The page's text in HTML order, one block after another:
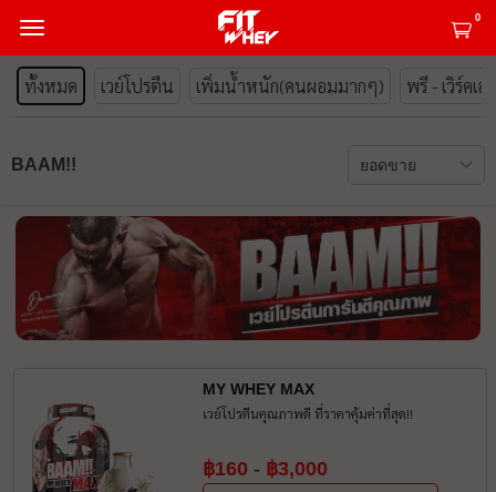
0
ทั้งหมด เวย์โปรตีน เพิ่มน้ำหนัก(คนผอมมากๆ) พรี - เวิร์คเ
BAAM!!
MY WHEY MAX
เวย์โปรตีนคุณภาพดี ที่ราคาคุ้มค่าที่สุด!!
฿160 - ฿3,000